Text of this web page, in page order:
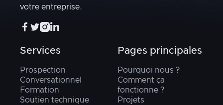
votre entreprise.
 
Services
Prospection
Conversationnel
Formation
Soutien technique
Pages principales
Pourquoi nous ?
Comment ça
fonctionne ?
Projets